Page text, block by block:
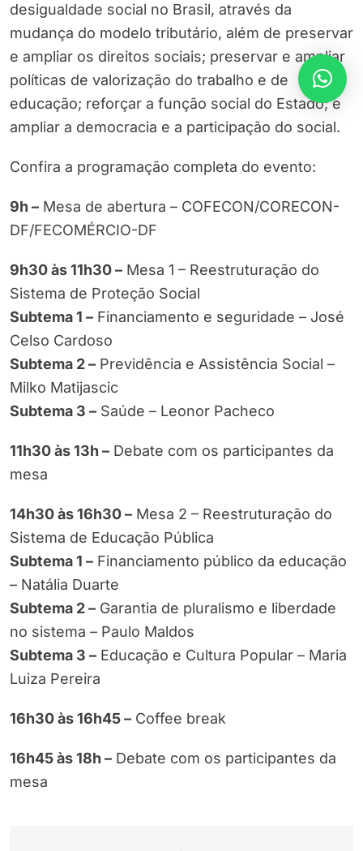
desigualdade social no Brasil, através da
mudança do modelo tributário, além de preservar
e ampliar os direitos sociais; preservar e ampliar
políticas de valorização do trabalho e de
educação; reforçar a função social do Estado; e
ampliar a democracia e a participação do social.
Confira a programação completa do evento:
9h – Mesa de abertura – COFECON/CORECON-
DF/FECOMÉRCIO-DF
9h30 às 11h30 – Mesa 1 – Reestruturação do
Sistema de Proteção Social
Subtema 1 – Financiamento e seguridade – José
Celso Cardoso
Subtema 2 – Previdência e Assistência Social –
Milko Matijascic
Subtema 3 – Saúde – Leonor Pacheco
11h30 às 13h – Debate com os participantes da
mesa
14h30 às 16h30 – Mesa 2 – Reestruturação do
Sistema de Educação Pública
Subtema 1 – Financiamento público da educação
– Natália Duarte
Subtema 2 – Garantia de pluralismo e liberdade
no sistema – Paulo Maldos
Subtema 3 – Educação e Cultura Popular – Maria
Luiza Pereira
16h30 às 16h45 – Coffee break
16h45 às 18h – Debate com os participantes da
mesa